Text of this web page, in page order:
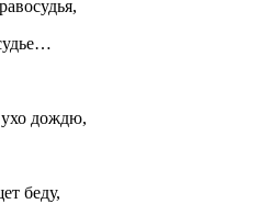
дождю,
беду,